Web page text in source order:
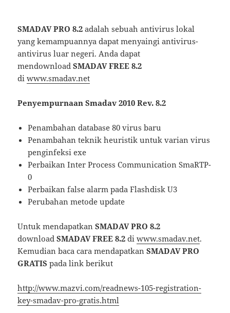
SMADAV PRO 8.2 adalah sebuah antivirus lokal
yang kemampuannya dapat menyaingi antivirus-
antivirus luar negeri. Anda dapat
mendownloadSMADAV FREE 8.2
diwww.smadav.net
Penyempurnaan Smadav 2010 Rev. 8.2
Penambahan database 80 virus baru
Penambahan teknik heuristik untuk varian virus
penginfeksi exe
Perbaikan Inter Process Communication SmaRTP-
0
Perbaikan false alarm pada Flashdisk U3
Perubahan metode update
Untuk mendapatkanSMADAV PRO 8.2
downloadSMADAV FREE 8.2 diwww.smadav.net.
Kemudian baca cara mendapatkanSMADAV PRO
GRATIS pada link berikut
http://www.mazvi.com/readnews-105-registration-
key-smadav-pro-gratis.html